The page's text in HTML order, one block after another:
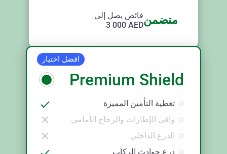
متضمنفائض يصل إلى
3 000 AED
افضل اختيار
Premium Shield
تغطية التأمين المميزة
واقي الإطارات والزجاج الأمامي
الدرع الداخلي
درع حوادث الركاب